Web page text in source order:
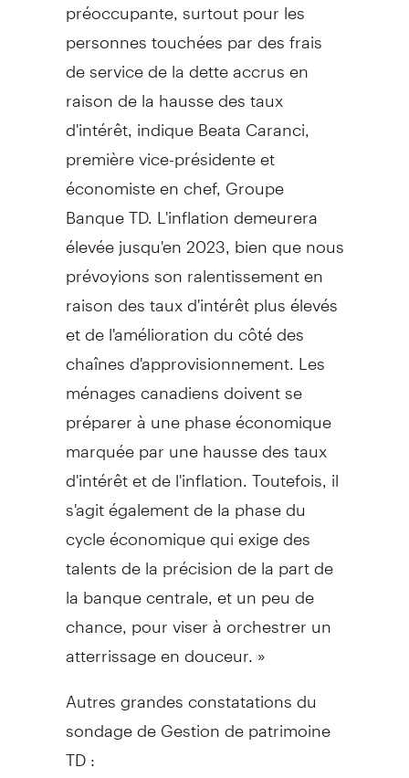
personnes touchées par des frais
de service de la dette accrus en
raison de la hausse des taux
d'intérêt, indiqueBeata Caranci
première vice-présidente et
économiste en chef, Groupe
Banque TD. L'inflation demeurera
élevée jusqu'en 2023, bien que nous
prévoyions son ralentissement en
raison des taux d'intérêt plus élevés
et de l'amélioration du côté des
chaînes d'approvisionnement. Les
ménages canadiens doivent se
préparer à une phase économique
marquée par une hausse des taux
d'intérêt et de l'inflation. Toutefois, il
s'agit également de la phase du
cycle économique qui exige des
talents de la précision de la part de
la banque centrale, et un peu de
chance, pour viser à orchestrer un
atterrissage en douceur. »
Autres grandes constatations du
sondage deGestion depatrimoine
TD :